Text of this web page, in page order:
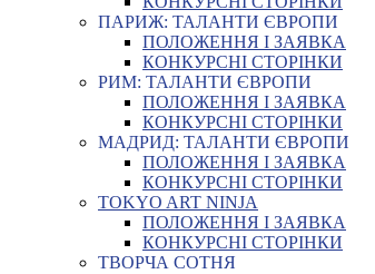
ПАРИЖ: ТАЛАНТИ ЄВРОПИ
ПОЛОЖЕННЯ І ЗАЯВКА
КОНКУРСНІ СТОРІНКИ
РИМ: ТАЛАНТИ ЄВРОПИ
ПОЛОЖЕННЯ І ЗАЯВКА
КОНКУРСНІ СТОРІНКИ
МАДРИД: ТАЛАНТИ ЄВРОПИ
ПОЛОЖЕННЯ І ЗАЯВКА
КОНКУРСНІ СТОРІНКИ
TOKYO ART NINJA
ПОЛОЖЕННЯ І ЗАЯВКА
КОНКУРСНІ СТОРІНКИ
ТВОРЧА СОТНЯ